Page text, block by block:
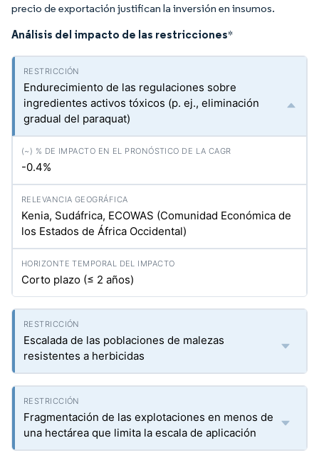
precio de exportación justifican la inversión en insumos.
Análisis del impacto de las restricciones*
Endurecimiento de las regulaciones sobre
ingredientes activos tóxicos (p. ej., eliminación
gradual del paraquat)
-0.4%
Kenia, Sudáfrica, ECOWAS (Comunidad Económica de
los Estados de África Occidental)
Corto plazo (≤ 2 años)
Escalada de las poblaciones de malezas
resistentes a herbicidas
Fragmentación de las explotaciones en menos de
una hectárea que limita la escala de aplicación